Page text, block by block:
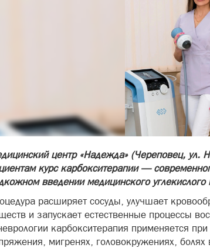
центр «Надежда» (Череповец, ул.
курс карбокситерапии —
введении медицинского углекислого
расширяет сосуды, улучшает
и запускает естественные процессы
карбокситерапия применяется
мигренях, головокружениях, болях